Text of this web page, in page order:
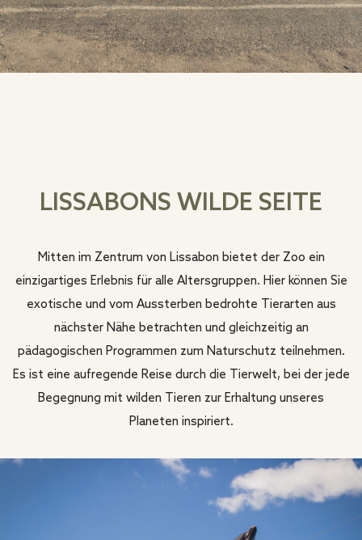
LISSABONS WILDE SEITE
Mitten im Zentrum von Lissabon bietet der Zoo ein
einzigartiges Erlebnis für alle Altersgruppen. Hier können Sie
exotische und vom Aussterben bedrohte Tierarten aus
nächster Nähe betrachten und gleichzeitig an
pädagogischen Programmen zum Naturschutz teilnehmen.
Es ist eine aufregende Reise durch die Tierwelt, bei der jede
Begegnung mit wilden Tieren zur Erhaltung unseres
Planeten inspiriert.